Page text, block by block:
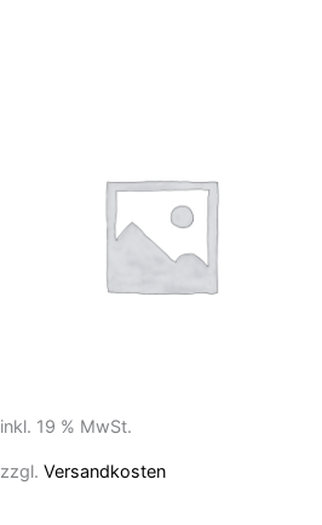
inkl. 19 % MwSt.
zzgl. Versandkosten